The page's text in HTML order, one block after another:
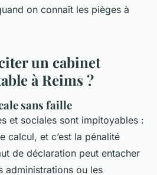
on connaît les pièges à
un cabinet
à Reims ?
sans faille
et sociales sont impitoyables :
calcul, et c’est la pénalité
de déclaration peut entacher
administrations ou les